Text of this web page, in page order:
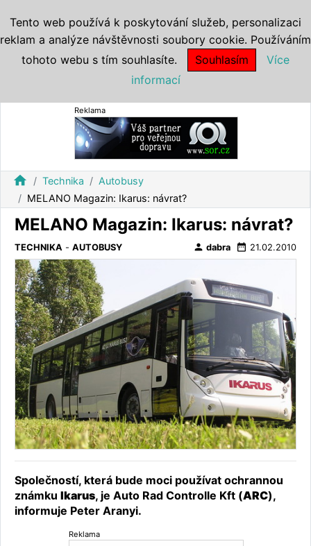
Reklama
home Technika
Autobusy
MELANO Magazin: Ikarus: návrat?
MELANO Magazin: Ikarus: návrat?
TECHNIKA - AUTOBUSY person dabra date_range 21.02.2010
Společností, která bude moci používat ochrannou
známku Ikarus, je Auto Rad Controlle Kft (ARC),
informuje Peter Aranyi.
Reklama
Tento web používá k poskytování služeb, personalizaci
reklam a analýze návštěvnosti soubory cookie. Používáním
tohoto webu s tím souhlasíte.
Souhlasím
Více
informací